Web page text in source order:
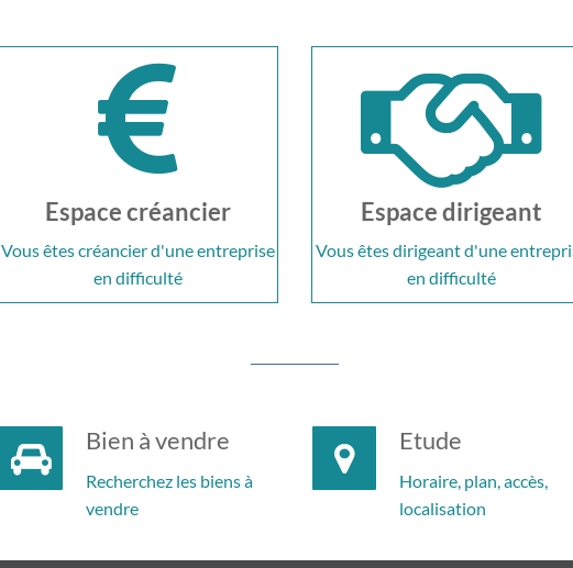
Espace créancier
Vous êtes créancier d'une entreprise
en difficulté
Espace dirigeant
Vous êtes dirigeant d'une
en difficulté
Bien à vendre
Recherchez les biens à
vendre
Etude
Horaire, plan, accès,
localisation